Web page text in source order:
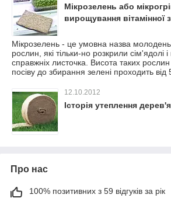
Мікрозелень або
вирощування вітамінної
Мікрозелень - це умовна назва
рослин, які тільки-но розкрили сім'ядолі
справжніх листочка. Висота таких
посіву до збирання зелені проходить від
12.10.2012
Історія утеплення
Про нас
100% позитивних з 59 відгуків за рік